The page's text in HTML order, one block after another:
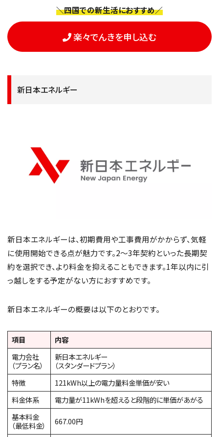
＼四国での新生活におすすめ／
楽々でんきを申し込む
新日本エネルギー
新日本エネルギーは、初期費用や工事費用がかからず、気軽
に使用開始できる点が魅力です。2〜3年契約といった長期契
約を選択でき、より料金を抑えることもできます。1年以内に引
っ越しをする予定がない方におすすめです。
新日本エネルギーの概要は以下のとおりです。
項目
内容
電力会社
（プラン名）
新日本エネルギー
（スタンダードプラン）
特徴
121kWh以上の電力量料金単価が安い
料金体系
電力量が11kWhを超えると段階的に単価があがる
基本料金
（最低料金）
667.00円